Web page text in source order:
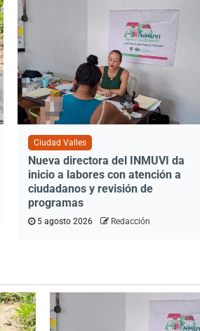
Ciudad Valles
Nueva directora del INMUVI da
inicio a labores con atención a
ciudadanos y revisión de
programas
5 agosto 2026 Redacción